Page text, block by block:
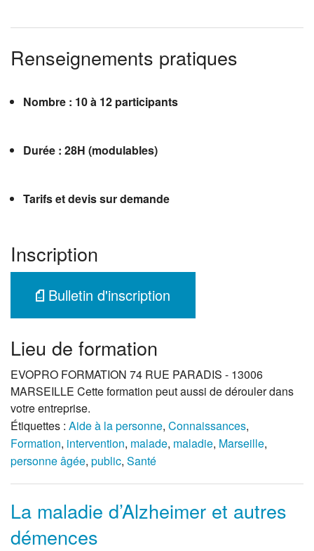
Renseignements pratiques
Nombre : 10 à 12 participants
Durée : 28H (modulables)
Tarifs et devis sur demande
Inscription
Bulletin d'inscription
Lieu de formation
EVOPRO FORMATION 74 RUE PARADIS - 13006
MARSEILLE Cette formation peut aussi de dérouler dans
votre entreprise.
Étiquettes : Aide à la personne, Connaissances,
Formation, intervention, malade, maladie, Marseille,
personne âgée, public, Santé
La maladie d’Alzheimer et autres
démences